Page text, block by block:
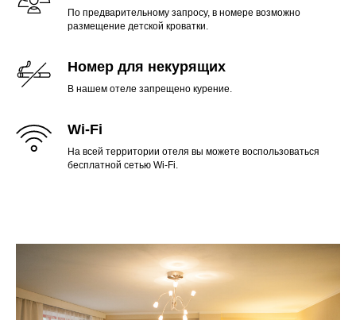
По предварительному запросу, в номере возможно
размещение детской кроватки.
Номер для некурящих
В нашем отеле запрещено курение.
Wi-Fi
На всей территории отеля вы можете воспользоваться
бесплатной сетью Wi-Fi.